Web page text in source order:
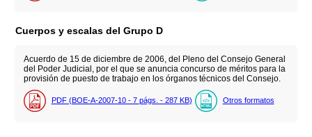
Cuerpos y escalas del Grupo D
Acuerdo de 15 de diciembre de 2006, del Pleno del Consejo General
del Poder Judicial, por el que se anuncia concurso de méritos para la
provisión de puesto de trabajo en los órganos técnicos del Consejo.
PDF (BOE-A-2007-10 - 7 págs. - 287 KB) Otros formatos